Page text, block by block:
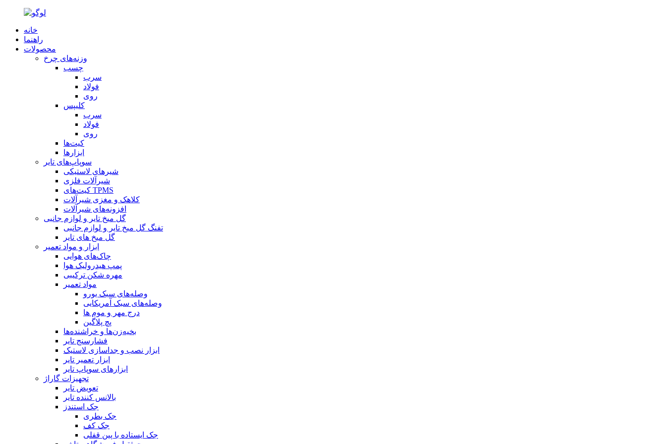
خانه
راهنما
محصولات
وزنه‌های چرخ
چسب
سرب
فولاد
روی
کلیپس
سرب
فولاد
روی
کیت‌ها
ابزارها
سوپاپ‌های تایر
شیرهای لاستیکی
شیرآلات فلزی
کیت‌های TPMS
کلاهک و مغزی شیرآلات
افزونه‌های شیرآلات
گل میخ تایر و لوازم جانبی
تفنگ گل میخ تایر و لوازم جانبی
گل میخ های تایر
ابزار و مواد تعمیر
چاک‌های هوایی
پمپ هیدرولیک هوا
مهره شکن ترکیبی
مواد تعمیر
وصله‌های سبک یورو
وصله‌های سبک آمریکایی
درج مهر و موم ها
پچ پلاگین
بخیه‌زن‌ها و خراشنده‌ها
فشارسنج تایر
ابزار نصب و جداسازی لاستیک
ابزار تعمیر تایر
ابزارهای سوپاپ تایر
تجهیزات گاراژ
تعویض تایر
بالانس کننده تایر
جک استندز
جک بطری
جک کف
جک ایستاده با پین قفلی